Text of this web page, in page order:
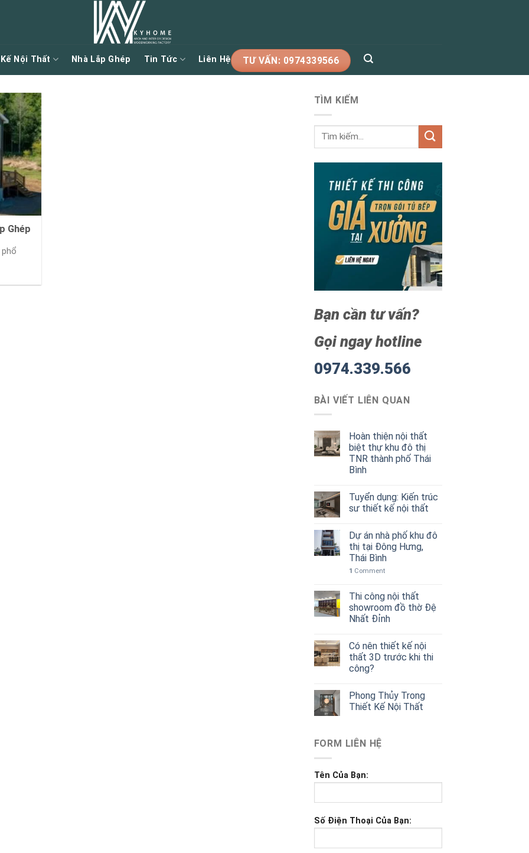
Nội Thất Nhà Lắp Ghép Tin Tức Liên Hệ TƯ VẤN: 0974339566
Ghép
TÌM KIẾM
Bạn cần tư vấn?
Gọi ngay hotline
0974.339.566
BÀI VIẾT LIÊN QUAN
Hoàn thiện nội thất
biệt thự khu đô thị
TNR thành phố Thái
Bình
Tuyển dụng: Kiến trúc
sư thiết kế nội thất
Dự án nhà phố khu đô
thị tại Đông Hưng,
Thái Bình
1 Comment
Thi công nội thất
showroom đồ thờ Đệ
Nhất Đỉnh
Có nên thiết kế nội
thất 3D trước khi thi
công?
Phong Thủy Trong
Thiết Kế Nội Thất
FORM LIÊN HỆ
Tên Của Bạn:
Số Điện Thoại Của Bạn: